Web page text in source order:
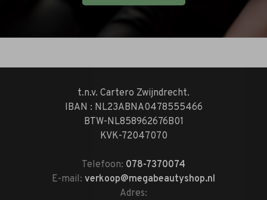
t.n.v. Cartero Zwijndrecht.
IBAN : NL23ABNA0478555466
BTW-NL858962676B01
KVK-72047070
Telefoon: 078-7370074
E-mail: verkoop@megabeautyshop.nl
Adres: